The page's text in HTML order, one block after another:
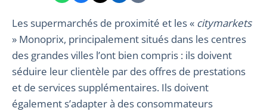
Les supermarchés de proximité et les « citymarkets
» Monoprix, principalement situés dans les centres
des grandes villes l’ont bien compris : ils doivent
séduire leur clientèle par des offres de prestations
et de services supplémentaires. Ils doivent
également s’adapter à des consommateurs